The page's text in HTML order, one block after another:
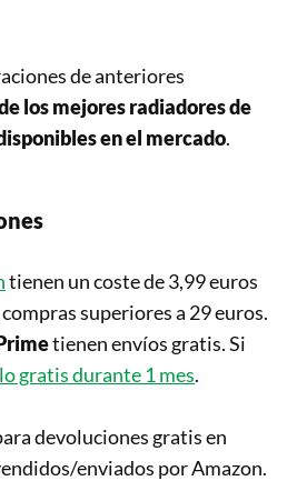
de anteriores
los mejores radiadores de
en el mercado.
tienen un coste de 3,99 euros
superiores a 29 euros.
tienen envíos gratis. Si
gratis durante 1 mes.
devoluciones gratis en
enviados por Amazon.